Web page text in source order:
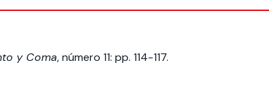
y Coma, número 11: pp. 114-117.